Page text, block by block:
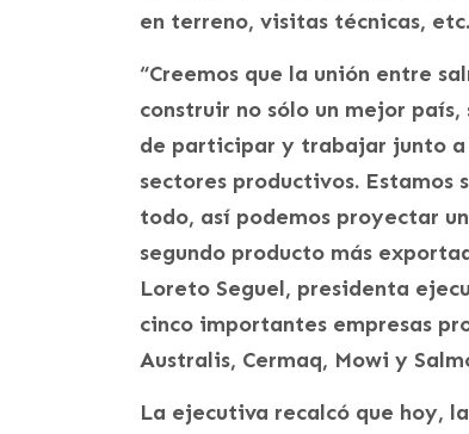
en terreno, visitas técnicas, etc.
“Creemos que la unión entre
construir no sólo un mejor
de participar y trabajar junto
sectores productivos. Estamos
todo, así podemos proyectar
segundo producto más
Loreto Seguel, presidenta
cinco importantes empresas
Australis, Cermaq, Mowi y
La ejecutiva recalcó que hoy,